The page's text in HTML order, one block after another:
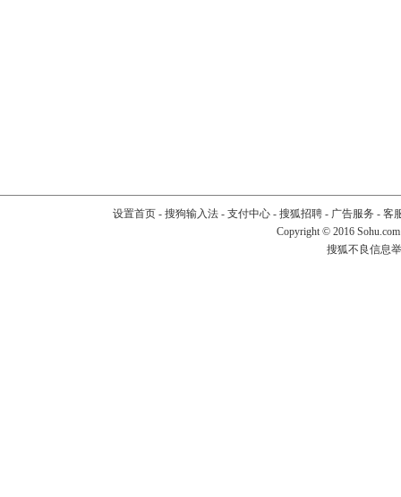
设置首页- 搜狗输入法- 支付中心- 搜狐招聘- 广告服务 - 客
Copyright © 2016
搜狐不良信息